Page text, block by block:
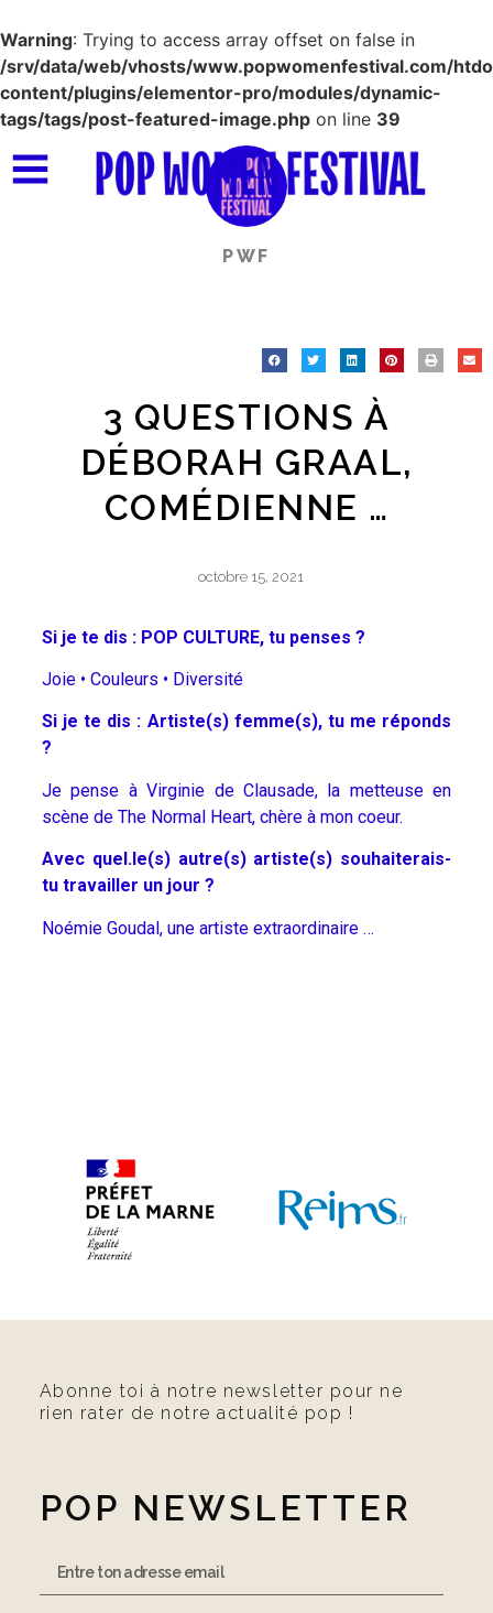
Warning: Trying to access array offset on false in
/srv/data/web/vhosts/www.popwomenfestival.com/
content/plugins/elementor-pro/modules/dynamic-
tags/tags/post-featured-image.php on line 39
PWF
3 QUESTIONS À
DÉBORAH GRAAL,
COMÉDIENNE …
octobre 15, 2021
Si je te dis : POP CULTURE, tu penses ?
Joie • Couleurs • Diversité
Si je te dis : Artiste(s) femme(s), tu me réponds
?
Je pense à Virginie de Clausade, la metteuse en
scène de The Normal Heart, chère à mon coeur.
Avec quel.le(s) autre(s) artiste(s) souhaiterais-
tu travailler un jour ?
Noémie Goudal, une artiste extraordinaire …
Abonne toi à notre newsletter pour ne
rien rater de notre actualité pop !
POP NEWSLETTER